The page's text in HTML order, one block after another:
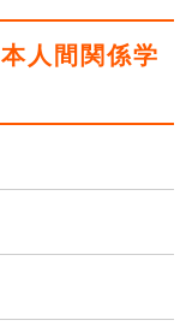
人間関係学